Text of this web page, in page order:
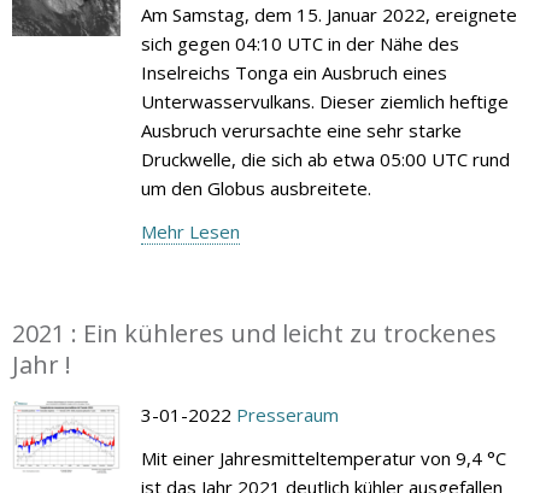
Am Samstag, dem 15. Januar 2022, ereignete
sich gegen 04:10 UTC in der Nähe des
Inselreichs Tonga ein Ausbruch eines
Unterwasservulkans. Dieser ziemlich heftige
Ausbruch verursachte eine sehr starke
Druckwelle, die sich ab etwa 05:00 UTC rund
um den Globus ausbreitete.
Mehr Lesen
2021 : Ein kühleres und leicht zu trockenes
Jahr !
3-01-2022 Presseraum
Mit einer Jahresmitteltemperatur von 9,4 °C
ist das Jahr 2021 deutlich kühler ausgefallen